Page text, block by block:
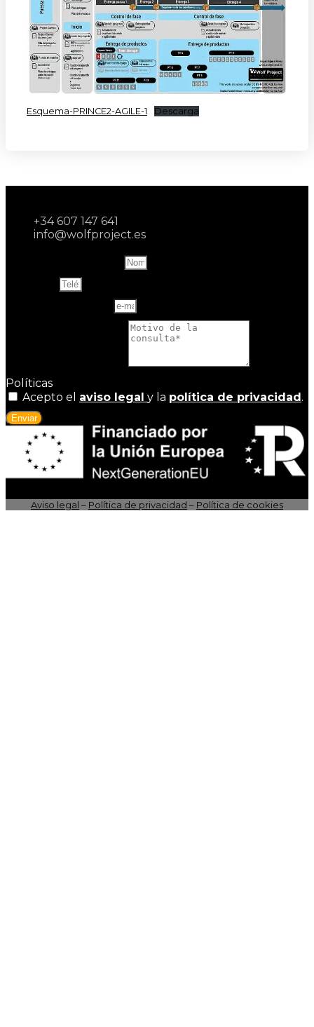
Esquema-PRINCE2-AGILE-1 Descarga
+34 607 147 641
info@wolfproject.es
Políticas
Acepto el aviso legal y la política de privacidad.
Enviar
Aviso legal – Política de privacidad – Política de cookies